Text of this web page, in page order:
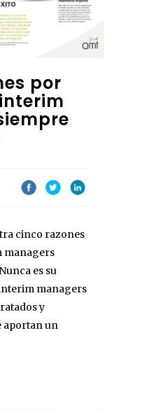
por
cinco razones
managers
es su
managers
y
aportan un